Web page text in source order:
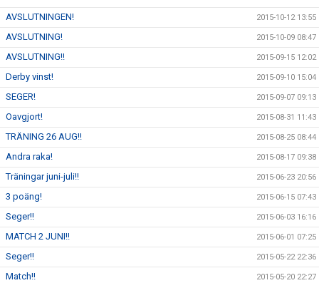
AVSLUTNINGEN! 2015-10-12 13:55
AVSLUTNING! 2015-10-09 08:47
AVSLUTNING!! 2015-09-15 12:02
Derby vinst! 2015-09-10 15:04
SEGER! 2015-09-07 09:13
Oavgjort! 2015-08-31 11:43
TRÄNING 26 AUG!! 2015-08-25 08:44
Andra raka! 2015-08-17 09:38
Träningar juni-juli!! 2015-06-23 20:56
3 poäng! 2015-06-15 07:43
Seger!! 2015-06-03 16:16
MATCH 2 JUNI!! 2015-06-01 07:25
Seger!! 2015-05-22 22:36
Match!! 2015-05-20 22:27